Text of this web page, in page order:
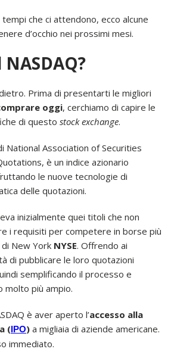
che ci attendono, ecco alcune
d’occhio nei prossimi mesi.
NASDAQ?
Prima di presentarti le migliori
oggi, cerchiamo di capire le
di questo stock exchange.
National Association of Securities
è un indice azionario
le nuove tecnologie di
delle quotazioni.
inizialmente quei titoli che non
i requisiti per competere in borse più
New York NYSE. Offrendo ai
di pubblicare le loro quotazioni
semplificando il processo e
molto più ampio.
è aver aperto l’accesso alla
(IPO) a migliaia di aziende americane.
immediato.